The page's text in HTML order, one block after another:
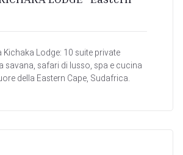
Kichaka Lodge: 10 suite private
savana, safari di lusso, spa e cucina
della Eastern Cape, Sudafrica.